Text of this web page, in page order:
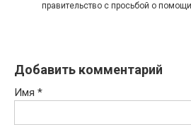
правительство с просьбой о
Добавить комментарий
Имя *